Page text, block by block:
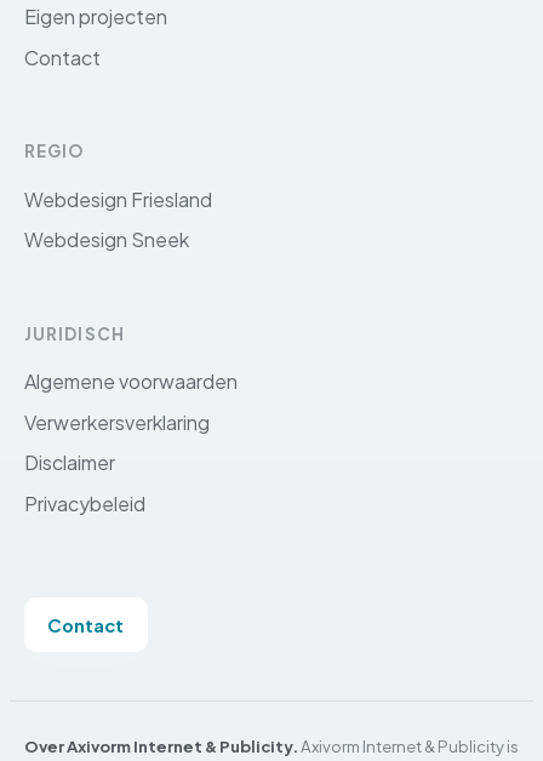
Eigen projecten
Contact
REGIO
Webdesign Friesland
Webdesign Sneek
JURIDISCH
Algemene voorwaarden
Verwerkersverklaring
Disclaimer
Privacybeleid
Contact
Over Axivorm Internet & Publicity.Axivorm Internet & Publicity is